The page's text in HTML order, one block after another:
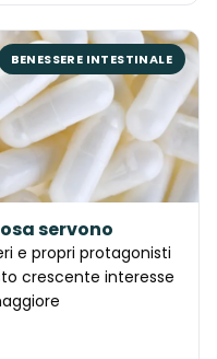
BENESSERE INTESTINALE
servono
e propri protagonisti
crescente interesse